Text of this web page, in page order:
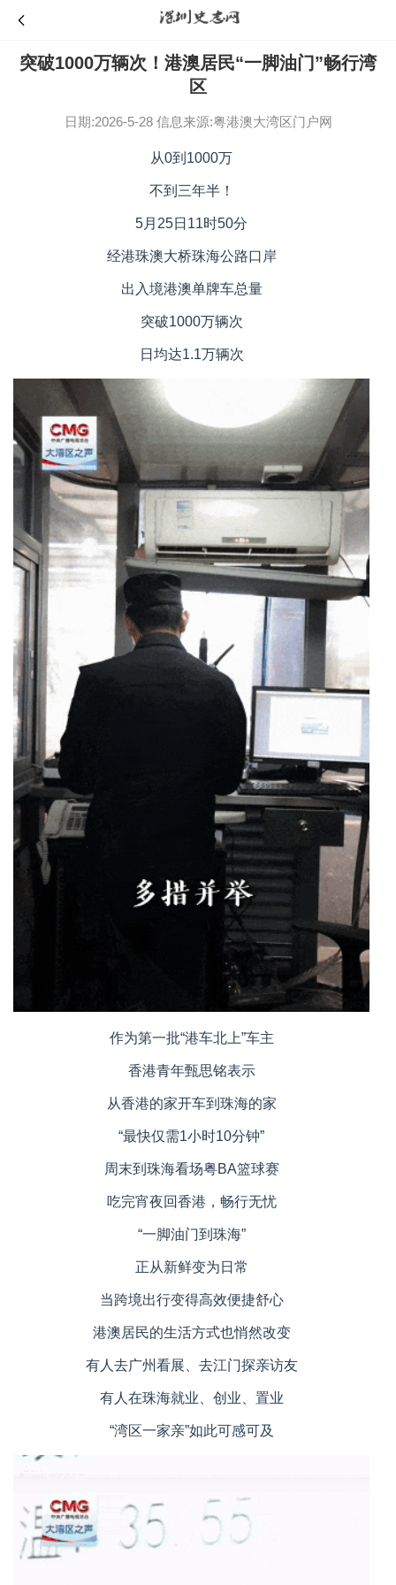
突破1000万辆次！港澳居民“一脚油门”畅行湾
区
日期:2026-5-28信息来源:粤港澳大湾区门户网
从0到1000万
不到三年半！
5月25日11时50分
经港珠澳大桥珠海公路口岸
出入境港澳单牌车总量
突破1000万辆次
日均达1.1万辆次
作为第一批“港车北上”车主
香港青年甄思铭表示
从香港的家开车到珠海的家
“最快仅需1小时10分钟”
周末到珠海看场粤BA篮球赛
吃完宵夜回香港，畅行无忧
“一脚油门到珠海”
正从新鲜变为日常
当跨境出行变得高效便捷舒心
港澳居民的生活方式也悄然改变
有人去广州看展、去江门探亲访友
有人在珠海就业、创业、置业
“湾区一家亲”如此可感可及